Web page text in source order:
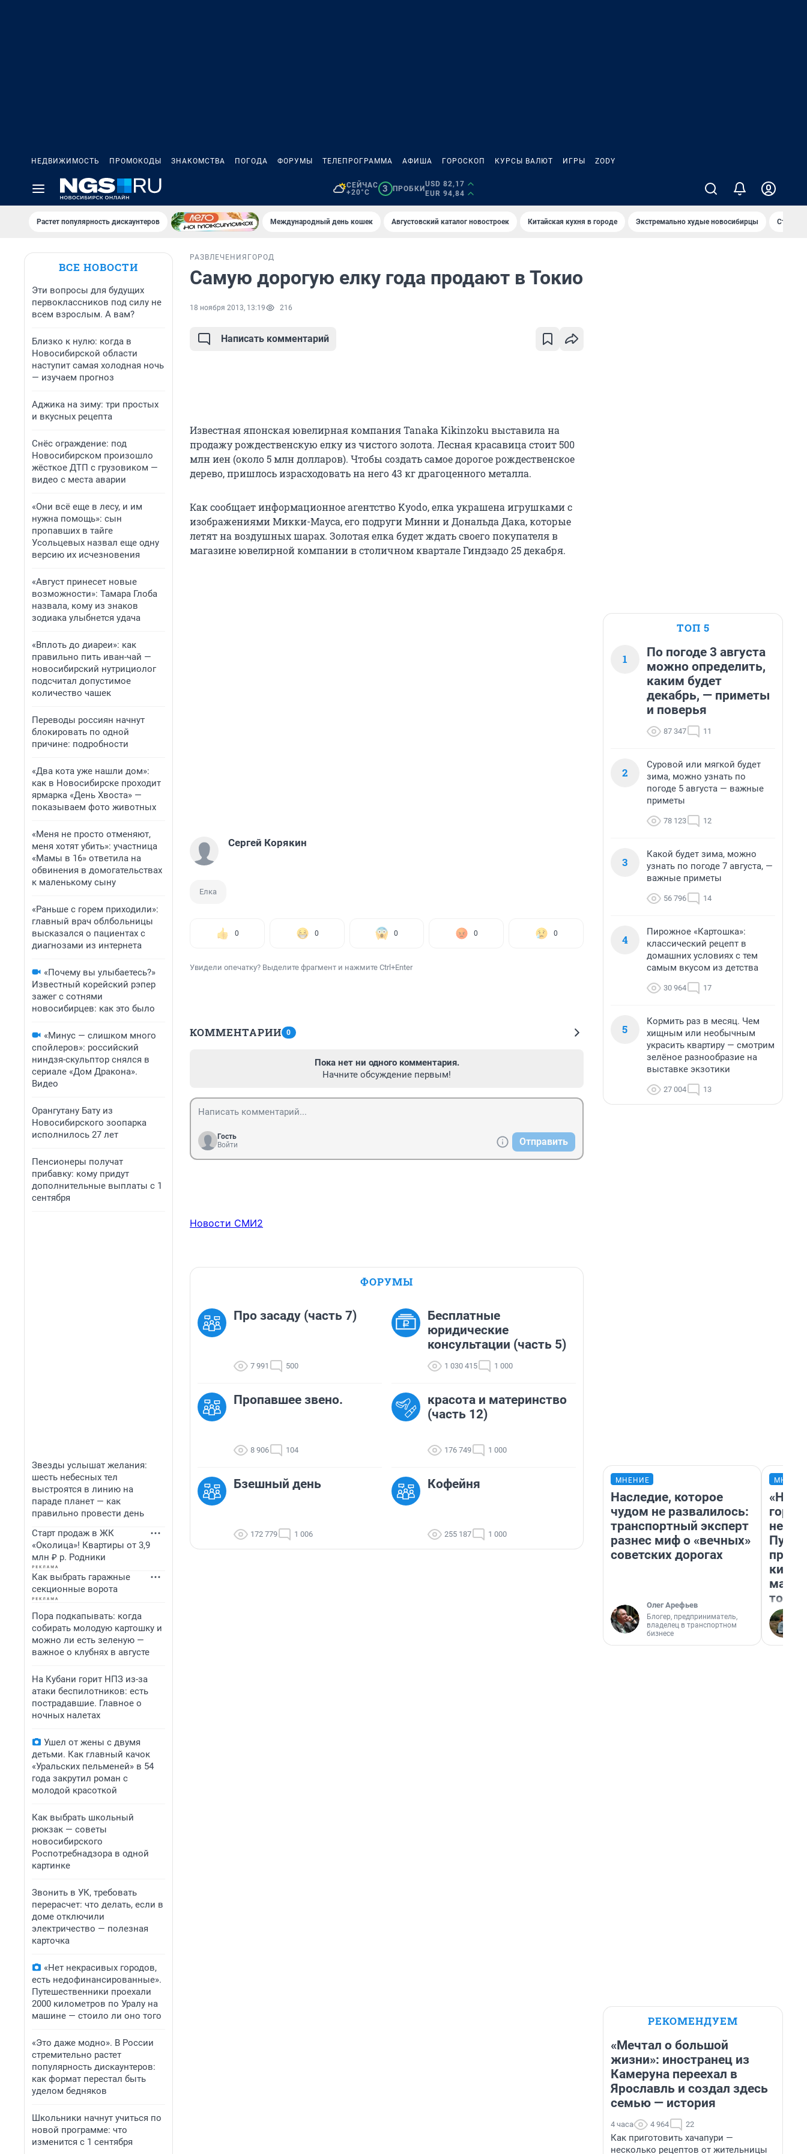
НЕДВИЖИМОСТЬ ПРОМОКОДЫ ЗНАКОМСТВА ПОГОДА ФОРУМЫ ТЕЛЕПРОГРАММА АФИША ГОРОСКОП КУРСЫ ВАЛЮТ ИГРЫ ZODY
СЕЙЧАС
+20°C
3 ПРОБКИ
USD 82,17
EUR 94,84
Растет популярность дискаунтеров Международный день кошек Августовский каталог новостроек Китайская кухня в городе Экстремально худые новосибирцы Старт
ВСЕ НОВОСТИ
Эти вопросы для будущих
первоклассников под силу не
всем взрослым. А вам?
Близко к нулю: когда в
Новосибирской области
наступит самая холодная ночь
— изучаем прогноз
Аджика на зиму: три простых
и вкусных рецепта
Снёс ограждение: под
Новосибирском произошло
жёсткое ДТП с грузовиком —
видео с места аварии
«Они всё еще в лесу, и им
нужна помощь»: сын
пропавших в тайге
Усольцевых назвал еще одну
версию их исчезновения
«Август принесет новые
возможности»: Тамара Глоба
назвала, кому из знаков
зодиака улыбнется удача
«Вплоть до диареи»: как
правильно пить иван-чай —
новосибирский нутрициолог
подсчитал допустимое
количество чашек
Переводы россиян начнут
блокировать по одной
причине: подробности
«Два кота уже нашли дом»:
как в Новосибирске проходит
ярмарка «День Хвоста» —
показываем фото животных
«Меня не просто отменяют,
меня хотят убить»: участница
«Мамы в 16» ответила на
обвинения в домогательствах
к маленькому сыну
«Раньше с горем приходили»:
главный врач облбольницы
высказался о пациентах с
диагнозами из интернета
«Почему вы улыбаетесь?»
Известный корейский рэпер
зажег с сотнями
новосибирцев: как это было
«Минус — слишком много
спойлеров»: российский
ниндзя-скульптор снялся в
сериале «Дом Дракона».
Видео
Орангутану Бату из
Новосибирского зоопарка
исполнилось 27 лет
Пенсионеры получат
прибавку: кому придут
дополнительные выплаты с 1
сентября
Звезды услышат желания:
шесть небесных тел
выстроятся в линию на
параде планет — как
правильно провести день
Старт продаж в ЖК
«Околица»! Квартиры от 3,9
млн ₽ р. Родники
Как выбрать гаражные
секционные ворота
Пора подкапывать: когда
собирать молодую картошку и
можно ли есть зеленую —
важное о клубнях в августе
На Кубани горит НПЗ из-за
атаки беспилотников: есть
пострадавшие. Главное о
ночных налетах
Ушел от жены с двумя
детьми. Как главный качок
«Уральских пельменей» в 54
года закрутил роман с
молодой красоткой
Как выбрать школьный
рюкзак — советы
новосибирского
Роспотребнадзора в одной
картинке
Звонить в УК, требовать
перерасчет: что делать, если в
доме отключили
электричество — полезная
карточка
«Нет некрасивых городов,
есть недофинансированные».
Путешественники проехали
2000 километров по Уралу на
машине — стоило ли оно того
«Это даже модно». В России
стремительно растет
популярность дискаунтеров:
как формат перестал быть
уделом бедняков
Школьники начнут учиться по
новой программе: что
изменится с 1 сентября
РАЗВЛЕЧЕНИЯ ГОРОД
Самую дорогую елку года продают в Токио
18 ноября 2013, 13:19 216
Написать комментарий
Известная японская ювелирная компания Tanaka Kikinzoku выставила на
продажу рождественскую елку из чистого золота. Лесная красавица стоит 500
млн иен (около 5 млн долларов). Чтобы создать самое дорогое рождественское
дерево, пришлось израсходовать на него 43 кг драгоценного металла.
Как сообщает информационное агентство Kyodo, елка украшена игрушками с
изображениями Микки-Мауса, его подруги Минни и Дональда Дака, которые
летят на воздушных шарах. Золотая елка будет ждать своего покупателя в
магазине ювелирной компании в столичном квартале Гиндзадо 25 декабря.
Сергей Корякин
Елка
0 0 0 0 0
Увидели опечатку? Выделите фрагмент и нажмите Ctrl+Enter
КОММЕНТАРИИ 0
Пока нет ни одного комментария.
Начните обсуждение первым!
Гость
Войти
Отправить
Новости СМИ2
ФОРУМЫ
Про засаду (часть 7)
7 991 500
Бесплатные
юридические
консультации (часть 5)
1 030 415 1 000
Пропавшее звено.
8 906 104
красота и материнство
(часть 12)
176 749 1 000
Бзешный день
172 779 1 006
Кофейня
255 187 1 000
ТОП 5
1
По погоде 3 августа
можно определить,
каким будет
декабрь, — приметы
и поверья
87 347 11
2
Суровой или мягкой будет
зима, можно узнать по
погоде 5 августа — важные
приметы
78 123 12
3
Какой будет зима, можно
узнать по погоде 7 августа, —
важные приметы
56 796 14
4
Пирожное «Картошка»:
классический рецепт в
домашних условиях с тем
самым вкусом из детства
30 964 17
5
Кормить раз в месяц. Чем
хищным или необычным
украсить квартиру — смотрим
зелёное разнообразие на
выставке экзотики
27 004 13
МНЕНИЕ
Наследие, которое
чудом не развалилось:
транспортный эксперт
разнес миф о «вечных»
советских дорогах
Олег Арефьев
Блогер, предприниматель,
владелец в транспортном
бизнесе
«Нет
того
РЕКОМЕНДУЕМ
«Мечтал о большой
жизни»: иностранец из
Камеруна переехал в
Ярославль и создал здесь
семью — история
4 часа 4 964 22
Как приготовить хачапури —
несколько рецептов от жительницы